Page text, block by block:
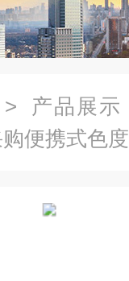
> 产品展示
便携式色